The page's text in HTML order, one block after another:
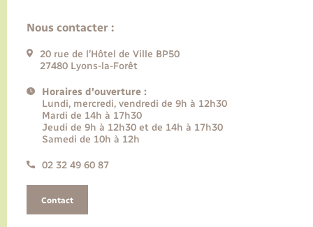
Nous contacter :
20 rue de l’Hôtel de Ville BP50
27480 Lyons-la-Forêt
Horaires d'ouverture :
Lundi, mercredi, vendredi de 9h à 12h30
Mardi de 14h à 17h30
Jeudi de 9h à 12h30 et de 14h à 17h30
Samedi de 10h à 12h
02 32 49 60 87
Contact